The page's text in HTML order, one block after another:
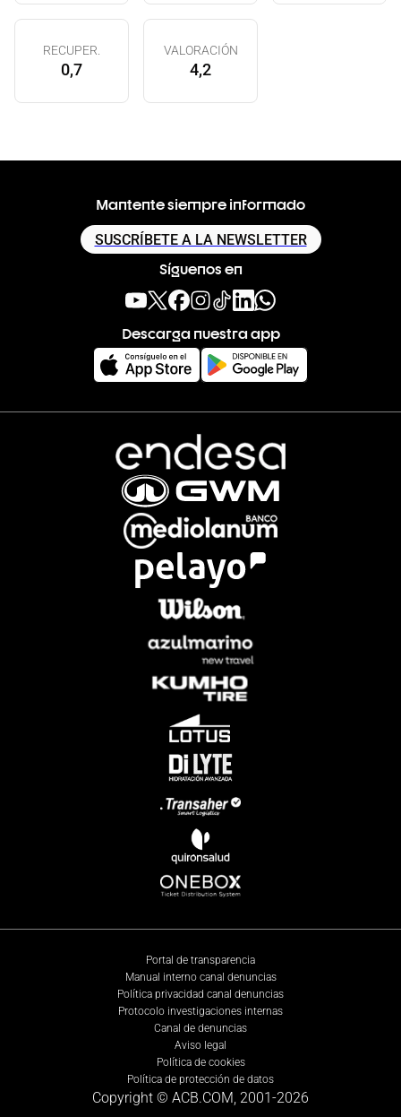
RECUPER.
0,7
VALORACIÓN
4,2
Mantente siempre informado
SUSCRÍBETE A LA NEWSLETTER
Síguenos en
Descarga nuestra app
Portal de transparencia
Manual interno canal denuncias
Política privacidad canal denuncias
Protocolo investigaciones internas
Canal de denuncias
Aviso legal
Política de cookies
Política de protección de datos
Copyright © ACB.COM, 2001-2026